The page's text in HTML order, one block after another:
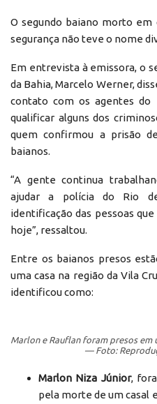
O segundo baiano morto
segurança não teve o nome
Em entrevista à emissora, o
da Bahia, Marcelo Werner,
contato com os agentes do
qualificar alguns dos
quem confirmou a prisão
baianos.
“A gente continua
ajudar a polícia do Rio
identificação das pessoas
hoje”, ressaltou.
Entre os baianos presos
uma casa na região da Vila
identificou como:
Marlon e Rauflan foram presos em
— Foto:
Marlon Niza Júnior,
pela morte de um casal